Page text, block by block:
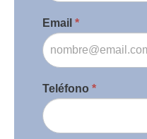
Email *
Teléfono *